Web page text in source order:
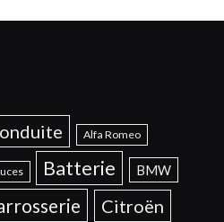
Alfa Romeo
Batterie BMW
Citroën